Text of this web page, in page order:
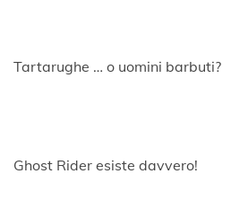
Tartarughe … o uomini barbuti?
Ghost Rider esiste davvero!